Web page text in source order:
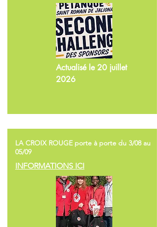
Actualisé le 20 juillet
2026
LA CROIX ROUGE porte à porte du 3/08 au
05/09
INFORMATIONS ICI